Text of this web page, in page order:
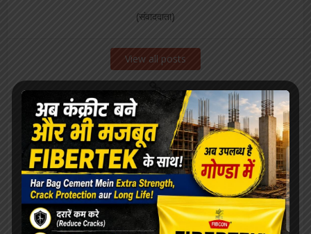
(संवाददाता)
View all posts
Our Advertisement